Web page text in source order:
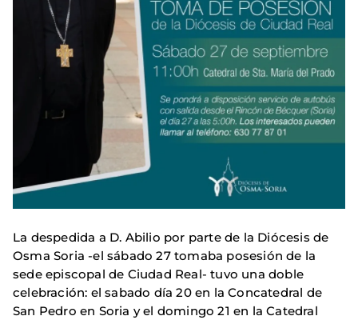
La despedida a D. Abilio por parte de la Diócesis de
Osma Soria -el sábado 27 tomaba posesión de la
sede episcopal de Ciudad Real- tuvo una doble
celebración: el sabado día 20 en la Concatedral de
San Pedro en Soria y el domingo 21 en la Catedral